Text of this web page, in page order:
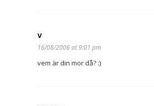
V
16/08/2006 at 9:01 pm
vem är din mor då? :)